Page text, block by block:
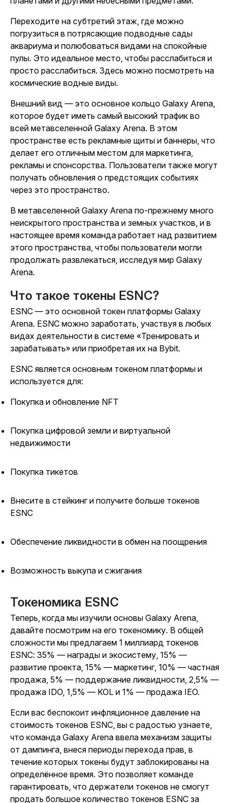
Переходите на субтретий этаж, где можно
погрузиться в потрясающие подводные сады
аквариума и полюбоваться видами на спокойные
пулы. Это идеальное место, чтобы расслабиться и
просто расслабиться. Здесь можно посмотреть на
космические водные виды.
Внешний вид — это основное кольцо Galaxy Arena,
которое будет иметь самый высокий трафик во
всей метавселенной Galaxy Arena. В этом
пространстве есть рекламные щиты и баннеры, что
делает его отличным местом для маркетинга,
рекламы и спонсорства. Пользователи также могут
получать обновления о предстоящих событиях
через это пространство.
В метавселенной Galaxy Arena по-прежнему много
неискрытого пространства и земных участков, и в
настоящее время команда работает над развитием
этого пространства, чтобы пользователи могли
продолжать развлекаться, исследуя мир Galaxy
Arena.
Что такое токены ESNC?
ESNC — это основной токен платформы Galaxy
Arena. ESNC можно заработать, участвуя в любых
видах деятельности в системе «Тренировать и
зарабатывать» или приобретая их на Bybit.
ESNC является основным токеном платформы и
используется для:
Покупка и обновление NFT
Покупка цифровой земли и виртуальной
недвижимости
Покупка тикетов
Внесите в стейкинг и получите больше токенов
ESNC
Обеспечение ликвидности в обмен на поощрения
Возможность выкупа и сжигания
Токеномика ESNC
Теперь, когда мы изучили основы Galaxy Arena,
давайте посмотрим на его токеномику. В общей
сложности мы предлагаем 1 миллиард токенов
ESNC: 35% — награды и экосистему, 15% —
развитие проекта, 15% — маркетинг, 10% — частная
продажа, 5% — поддержание ликвидности, 2,5% —
продажа IDO, 1,5% — KOL и 1% — продажа IEO.
Если вас беспокоит инфляционное давление на
стоимость токенов ESNC, вы с радостью узнаете,
что команда Galaxy Arena ввела механизм защиты
от дампинга, внеся периоды перехода прав, в
течение которых токены будут заблокированы на
определённое время. Это позволяет команде
гарантировать, что держатели токенов не смогут
продать большое количество токенов ESNC за